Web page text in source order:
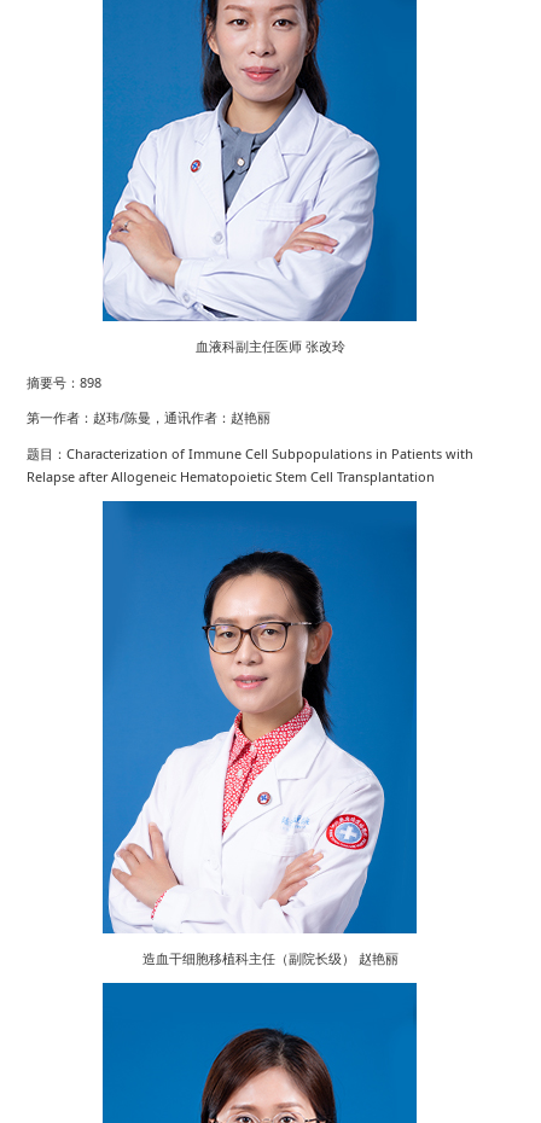
血液科副主任医师 张改玲
摘要号：898
第一作者：赵玮/陈曼，通讯作者：赵艳丽
题目：Characterization of Immune Cell Subpopulations in Patients with
Relapse after Allogeneic Hematopoietic Stem Cell Transplantation
造血干细胞移植科主任（副院长级） 赵艳丽